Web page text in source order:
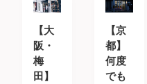
【大
阪・
梅
田】
【京
都】
何度
でも